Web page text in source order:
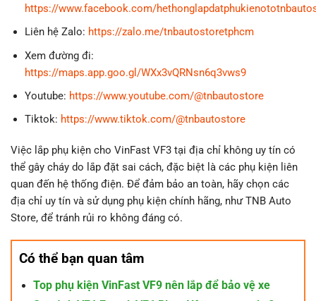
https://www.facebook.com/
Liên hệ Zalo: https://zalo.me/tnbautostoretphcm
Xem đường đi:
https://maps.app.goo.gl/WXx3vQRNsn6q3vws9
Youtube: https://www.youtube.com/@tnbautostore
Tiktok: https://www.tiktok.com/@tnbautostore
Việc lắp phụ kiện cho VinFast VF3 tại địa chỉ không uy tín có
thể gây cháy do lắp đặt sai cách, đặc biệt là các phụ kiện liên
quan đến hệ thống điện. Để đảm bảo an toàn, hãy chọn các
địa chỉ uy tín và sử dụng phụ kiện chính hãng, như TNB Auto
Store, để tránh rủi ro không đáng có.
Có thể bạn quan tâm
Top phụ kiện VinFast VF9 nên lắp để bảo vệ xe